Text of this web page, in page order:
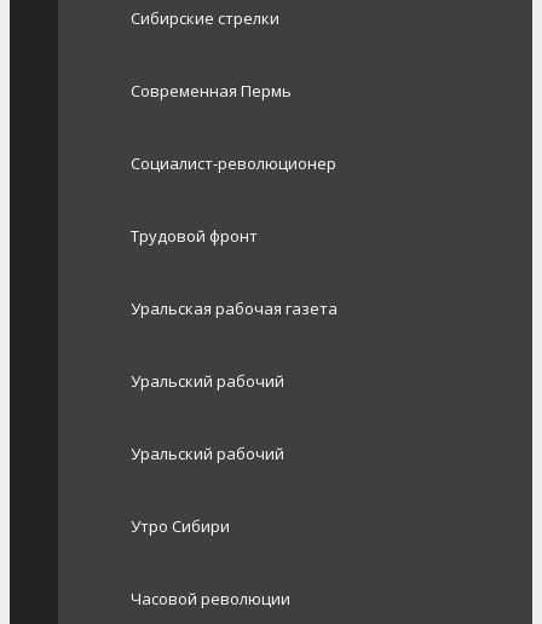
Сибирские стрелки
Современная Пермь
Социалист-революционер
Трудовой фронт
Уральская рабочая газета
Уральский рабочий
Уральский рабочий
Утро Сибири
Часовой революции